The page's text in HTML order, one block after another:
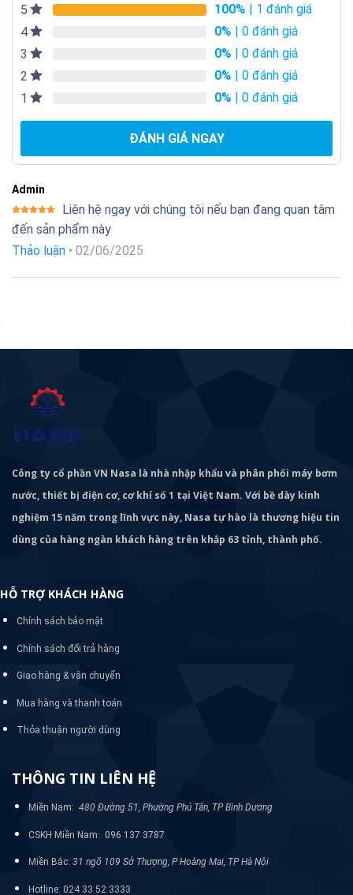
5 100% | 1 đánh giá
4
0% | 0 đánh giá
3
0% | 0 đánh giá
2
0% | 0 đánh giá
1
0% | 0 đánh giá
ĐÁNH GIÁ NGAY
Admin
Được xếp
hạng
55
Liên hệ ngay với chúng tôi nếu bạn đang quan tâm
đến sản phẩm này
Thảo luận • 02/06/2025
Công ty cổ phần VN Nasa là nhà nhập khẩu và phân phối máy bơm
nước, thiết bị điện cơ, cơ khí số 1 tại Việt Nam. Với bề dày kinh
nghiệm 15 năm trong lĩnh vực này, Nasa tự hào là thương hiệu tin
dùng của hàng ngàn khách hàng trên khắp 63 tỉnh, thành phố.
HỖ TRỢ KHÁCH HÀNG
Chính sách bảo mật
Chính sách đổi trả hàng
Giao hàng & vận chuyển
Mua hàng và thanh toán
Thỏa thuận người dùng
THÔNG TIN LIÊN HỆ
Miền Nam: 480 Đường 51, Phường Phú Tân, TP Bình Dương
CSKH Miền Nam: 096 137 3787
Miền Bắc: 31 ngõ 109 Sở Thượng, P Hoàng Mai, TP Hà Nội
Hotline: 024 33 52 3333